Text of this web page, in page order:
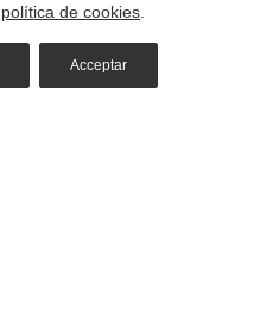
política de cookies
Acceptar